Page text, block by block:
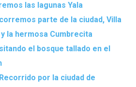
las lagunas Yala
parte de la ciudad, Villa
la hermosa Cumbrecita
el bosque tallado en el
Recorrido por la ciudad de